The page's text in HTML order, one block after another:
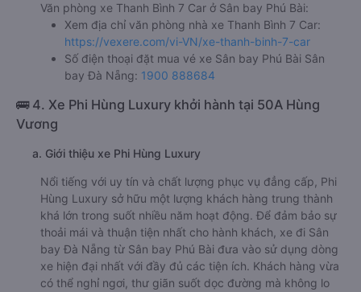
Văn phòng xe Thanh Bình 7 Car ở Sân bay Phú Bài:
Xem địa chỉ văn phòng nhà xe Thanh Bình 7 Car:
https://vexere.com/vi-VN/xe-thanh-binh-7-car
Số điện thoại đặt mua vé xe Sân bay Phú Bài Sân
bay Đà Nẵng: 1900 888684
🚌 4. Xe Phi Hùng Luxury khởi hành tại 50A Hùng
Vương
a. Giới thiệu xe Phi Hùng Luxury
Nổi tiếng với uy tín và chất lượng phục vụ đẳng cấp, Phi
Hùng Luxury sở hữu một lượng khách hàng trung thành
khá lớn trong suốt nhiều năm hoạt động. Để đảm bảo sự
thoải mái và thuận tiện nhất cho hành khách, xe đi Sân
bay Đà Nẵng từ Sân bay Phú Bài đưa vào sử dụng dòng
xe hiện đại nhất với đầy đủ các tiện ích. Khách hàng vừa
có thể nghỉ ngơi, thư giãn suốt dọc đường mà không lo